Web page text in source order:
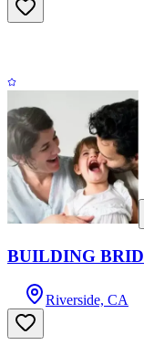
BUILDING
Riverside, CA